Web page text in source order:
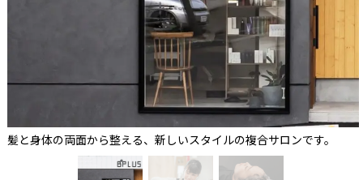
髪と身体の両面から整える、新しいスタイルの複合サロンです。